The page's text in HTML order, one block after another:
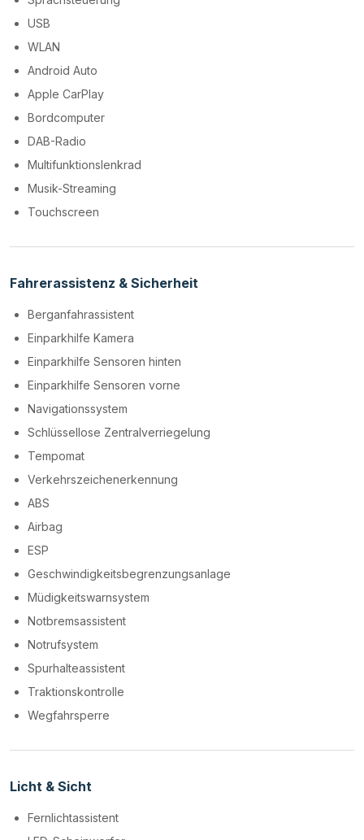
USB
WLAN
Android Auto
Apple CarPlay
Bordcomputer
DAB-Radio
Multifunktionslenkrad
Musik-Streaming
Touchscreen
Fahrerassistenz & Sicherheit
Berganfahrassistent
Einparkhilfe Kamera
Einparkhilfe Sensoren hinten
Einparkhilfe Sensoren vorne
Navigationssystem
Schlüssellose Zentralverriegelung
Tempomat
Verkehrszeichenerkennung
ABS
Airbag
ESP
Geschwindigkeitsbegrenzungsanlage
Müdigkeitswarnsystem
Notbremsassistent
Notrufsystem
Spurhalteassistent
Traktionskontrolle
Wegfahrsperre
Licht & Sicht
Fernlichtassistent